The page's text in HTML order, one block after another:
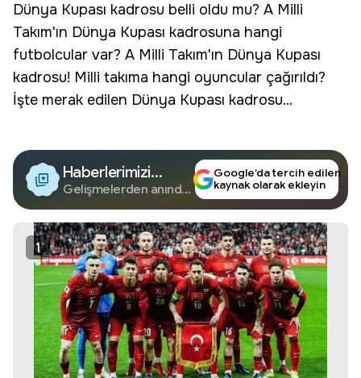
Dünya Kupası kadrosu belli oldu mu? A Milli
Takım'ın Dünya Kupası kadrosuna hangi
futbolcular var? A Milli Takım'ın Dünya Kupası
kadrosu! Milli takıma hangi oyuncular çağırıldı?
İşte merak edilen Dünya Kupası kadrosu...
Haberlerimizi
Google'da Takip
Edin
Gelişmelerden anında
Google’da tercih edilen
kaynak olarak ekleyin
1